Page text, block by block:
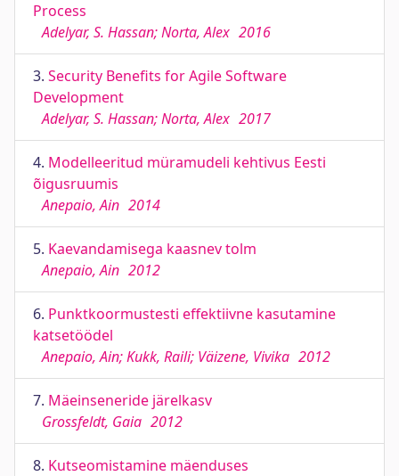
Process
Adelyar, S. Hassan; Norta, Alex 2016
3. Security Benefits for Agile Software
Development
Adelyar, S. Hassan; Norta, Alex 2017
4. Modelleeritud müramudeli kehtivus Eesti
õigusruumis
Anepaio, Ain 2014
5. Kaevandamisega kaasnev tolm
Anepaio, Ain 2012
6. Punktkoormustesti effektiivne kasutamine
katsetöödel
Anepaio, Ain; Kukk, Raili; Väizene, Vivika 2012
7. Mäeinseneride järelkasv
Grossfeldt, Gaia 2012
8. Kutseomistamine mäenduses